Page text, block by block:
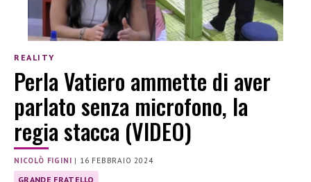
REALITY
Perla Vatiero ammette di aver
parlato senza microfono, la
regia stacca (VIDEO)
NICOLÒ FIGINI | 16 FEBBRAIO 2024
GRANDE FRATELLO